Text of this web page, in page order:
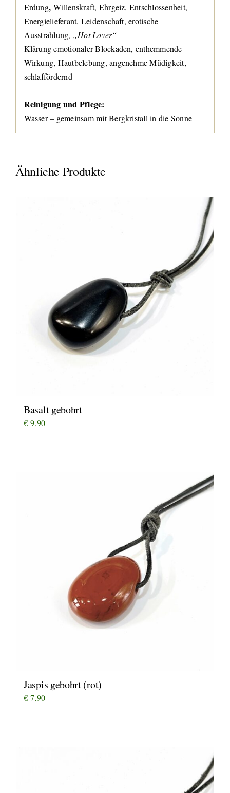
Erdung,Willenskraft, Ehrgeiz, Entschlossenheit,
Energielieferant, Leidenschaft, erotische
Ausstrahlung, „Hot Lover“
Klärung emotionaler Blockaden, enthemmende
Wirkung, Hautbelebung, angenehme Müdigkeit,
schlaffördernd
Reinigung und Pflege:
Wasser – gemeinsam mit Bergkristall in die Sonne
Ähnliche Produkte
Basalt gebohrt
€ 9,90
Jaspis gebohrt (rot)
€ 7,90